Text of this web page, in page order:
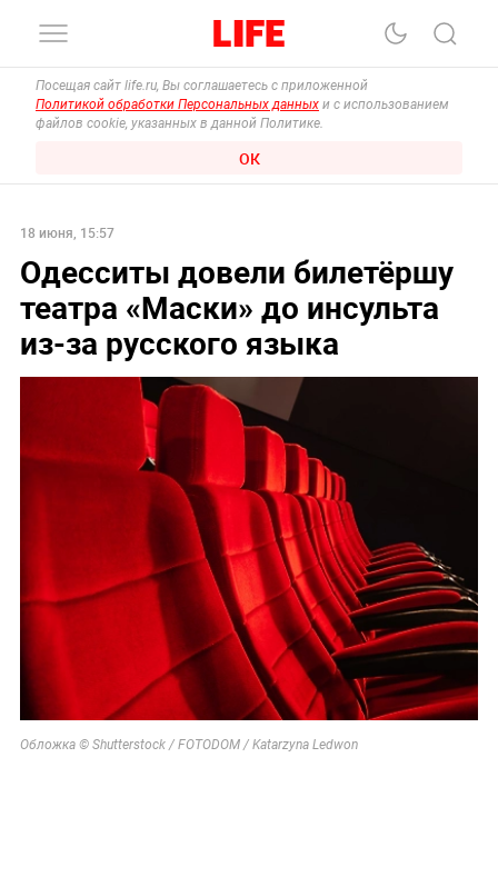
Посещая сайт life.ru, Вы соглашаетесь с приложенной
Политикой обработки Персональных данных и с использованием
файлов cookie, указанных в данной Политике.
ОК
18 июня, 15:57
Одесситы довели билетёршу
театра «Маски» до инсульта
из-за русского языка
Обложка © Shutterstock / FOTODOM / Katarzyna Ledwon